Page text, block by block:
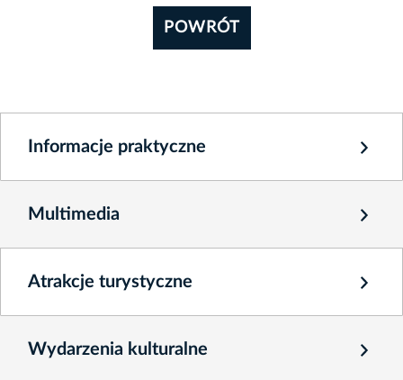
POWRÓT
Informacje praktyczne
Multimedia
Atrakcje turystyczne
Wydarzenia kulturalne